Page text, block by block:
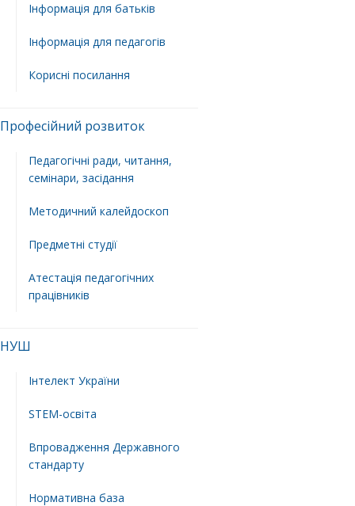
Інформація для батьків
Інформація для педагогів
Корисні посилання
Професійний розвиток
Педагогічні ради, читання,
семінари, засідання
Методичний калейдоскоп
Предметні студії
Атестація педагогічних
працівників
НУШ
Інтелект України
STEM-освіта
Впровадження Державного
стандарту
Нормативна база